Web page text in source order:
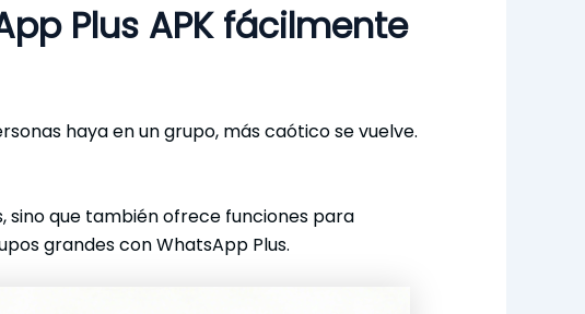
Plus APK fácilmente
haya en un grupo, más caótico se vuelve.
sino que también ofrece funciones para
grandes con WhatsApp Plus.